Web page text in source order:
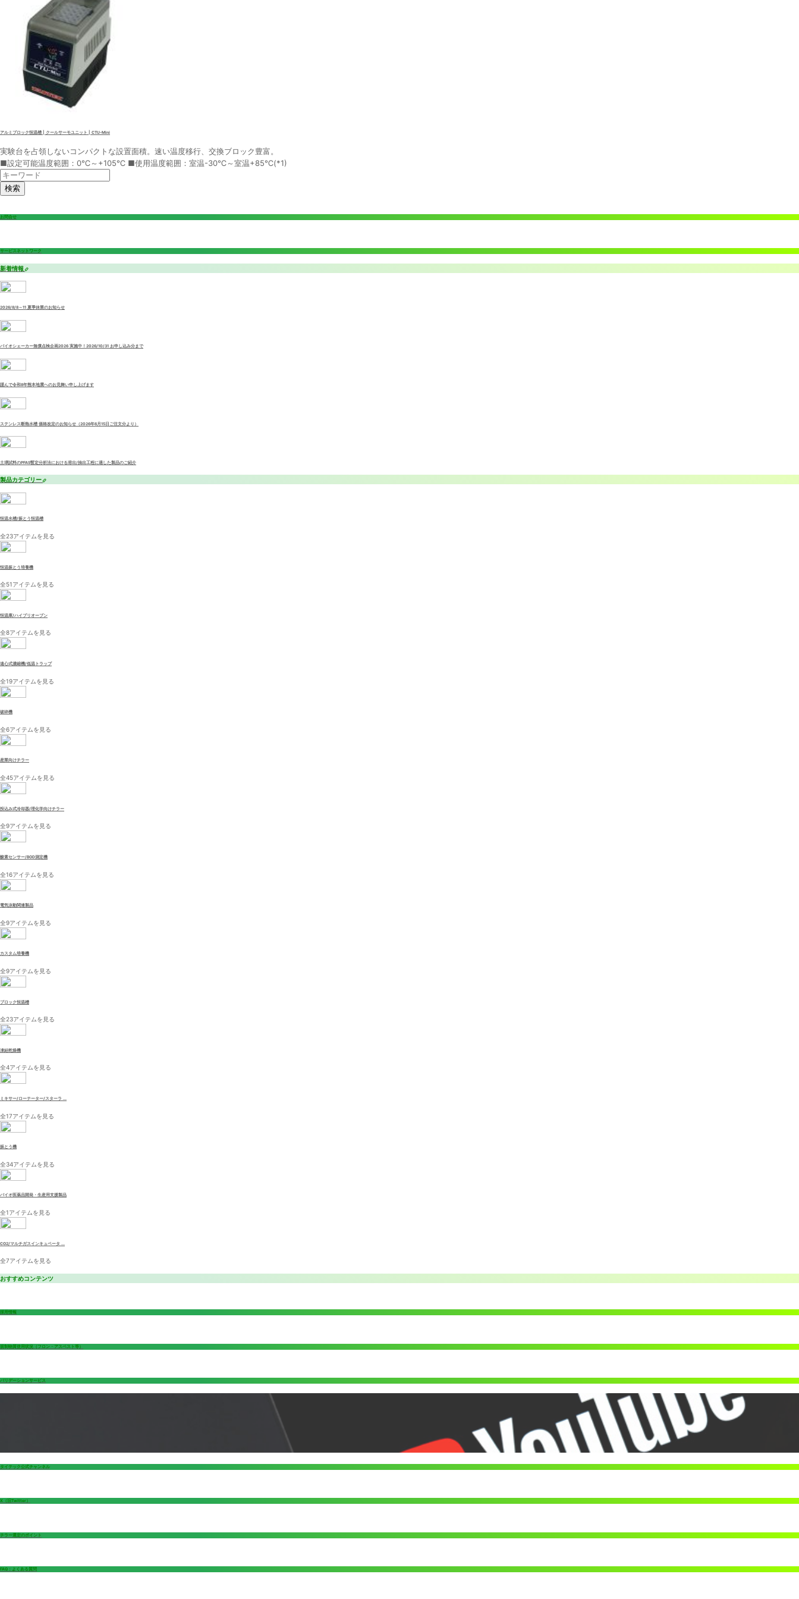
アルミブロック恒温槽 | クールサーモユニット | CTU-Mini
実験台を占領しないコンパクトな設置面積。速い温度移行、交換ブロック豊富。
■設定可能温度範囲：0℃～+105℃ ■使用温度範囲：室温-30℃～室温+85℃(*1)
検索
お問合せ
サービスネットワーク
新着情報
2026/8/8～11 夏季休業のお知らせ
バイオシェーカー無償点検企画2026 実施中！2026/10/31 お申し込み分まで
謹んで令和8年熊本地震へのお見舞い申し上げます
ステンレス断熱水槽 価格改定のお知らせ（2026年6月15日ご注文分より）
土壌試料のPFAS暫定分析法における溶出/抽出工程に適した製品のご紹介
製品カテゴリー
恒温水槽/振とう恒温槽
全23アイテムを見る
恒温振とう培養機
全51アイテムを見る
恒温庫/ハイブリオーブン
全8アイテムを見る
遠心式濃縮機/低温トラップ
全19アイテムを見る
破砕機
全6アイテムを見る
産業向けチラー
全45アイテムを見る
投込み式冷却器/理化学向けチラー
全9アイテムを見る
酸素センサー/BOD測定機
全16アイテムを見る
電気泳動関連製品
全9アイテムを見る
カスタム培養機
全9アイテムを見る
ブロック恒温槽
全23アイテムを見る
凍結乾燥機
全4アイテムを見る
ミキサー/ローテーター/スターラ ...
全17アイテムを見る
振とう機
全34アイテムを見る
バイオ医薬品開発・生産用支援製品
全1アイテムを見る
CO2/マルチガスインキュベータ ...
全7アイテムを見る
おすすめコンテンツ
採用情報
規制物質使用状況（フロン・アスベスト等）
バリデーションサービス
タイテック公式チャンネル
X（旧Twitter）
チラー選定のポイント
FAQ：よくある質問